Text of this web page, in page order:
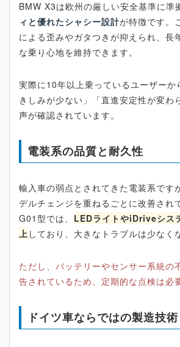
BMW X3は欧州の厳しい安全基準に準
ィと優れたシャシー設計が特徴です。
による歪みやガタつきが抑えられ、長
な乗り心地を維持できます。
実際に10年以上乗っているユーザーか
きしみが少ない」「直進安定性が変わ
声が確認されています。
電装系の品質と耐久性
輸入車の弱点とされてきた電装系です
デルチェンジを重ねるごとに改善され
G01型では、 LEDライトやiDriveシス
上 しており、大きなトラブルは少なく
ただし、バッテリーやセンサー系統の
告されているため、定期的な点検は必
ドイツ車ならではの製造技術